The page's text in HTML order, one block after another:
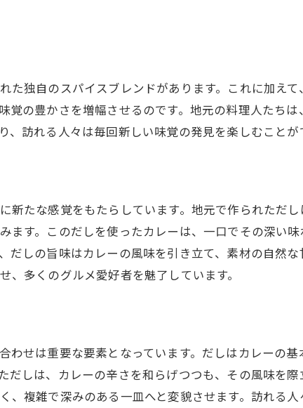
スパイスが引き立つカレーの歴史
だしとスパイスのバランスが生む新感覚
周南市で試したいスパイスカレーの数々
周南市で学ぶスパイスとだしの基本
る人々を魅了する周南市のカレーの秘密とは
地元グルメファンが愛するカレーの特徴
観光客にも大人気のカレーの背景
カレーとだしの文化を体感する方法
地元の人が語る周南市カレーの魅力
ーとだしの融合が生む新感覚グルメの旅
独自のスパイスブレンドがあります。これに加え
の豊かさを増幅させるのです。地元の料理人たち
訪れる人々は毎回新しい味覚の発見を楽しむことが
新たな感覚をもたらしています。地元で作られただ
ます。このだしを使ったカレーは、一口でその深い
だしの旨味はカレーの風味を引き立て、素材の自然
多くのグルメ愛好者を魅了しています。
せは重要な要素となっています。だしはカレーの
しは、カレーの辛さを和らげつつも、その風味を
、複雑で深みのある一皿へと変貌させます。訪れる